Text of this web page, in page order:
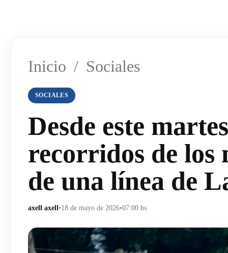
Inicio / Sociales
SOCIALES
Desde este
recorridos de los
de una línea de
axell axell•18 de mayo de 2026•07:00 hs